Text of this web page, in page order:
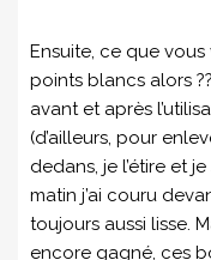
Ensuite, ce que
points blancs alors
avant et après
(d’ailleurs, pour
dedans, je l’étire et
matin j’ai couru
toujours aussi lisse.
encore gagné, ces